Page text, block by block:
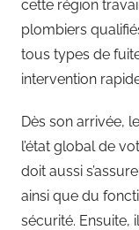
cette région
plombiers
tous types de
intervention
Dès son arrivée,
l’état global de
doit aussi
ainsi que du
sécurité. Ensuite,